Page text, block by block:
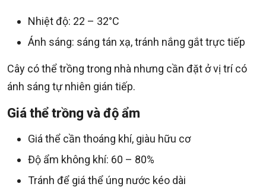
Nhiệt độ: 22 – 32°C
Ánh sáng: sáng tán xạ, tránh nắng gắt trực tiếp
Cây có thể trồng trong nhà nhưng cần đặt ở vị trí có
ánh sáng tự nhiên gián tiếp.
Giá thể trồng và độ ẩm
Giá thể cần thoáng khí, giàu hữu cơ
Độ ẩm không khí: 60 – 80%
Tránh để giá thể úng nước kéo dài